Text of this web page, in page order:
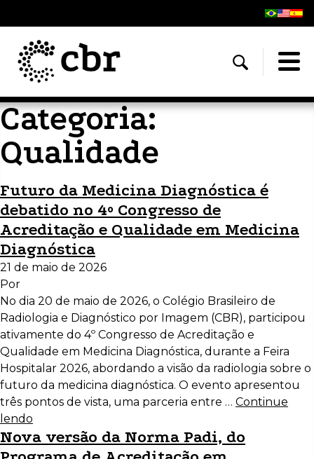
Categoria:
Qualidade
Futuro da Medicina Diagnóstica é
debatido no 4º Congresso de
Acreditação e Qualidade em Medicina
Diagnóstica
21 de maio de 2026
Por
No dia 20 de maio de 2026, o Colégio Brasileiro de
Radiologia e Diagnóstico por Imagem (CBR), participou
ativamente do 4º Congresso de Acreditação e
Qualidade em Medicina Diagnóstica, durante a Feira
Hospitalar 2026, abordando a visão da radiologia sobre o
futuro da medicina diagnóstica. O evento apresentou
três pontos de vista, uma parceria entre … Continue
lendo
Nova versão da Norma Padi, do